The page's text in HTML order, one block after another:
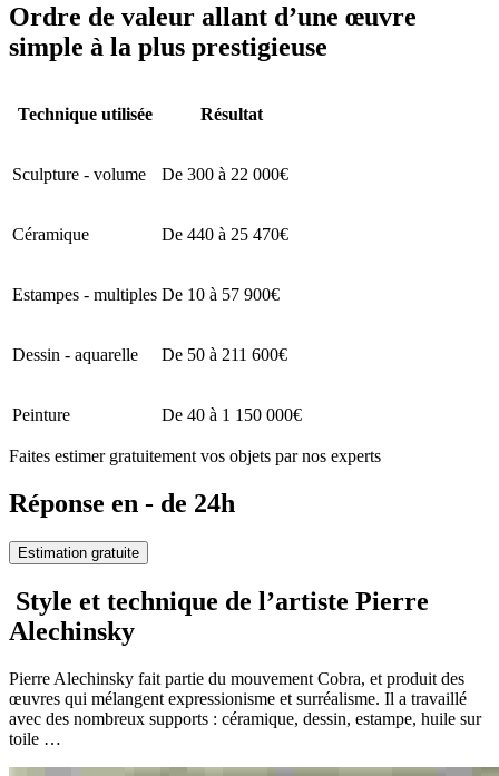
Ordre de valeur allant d’une œuvre
simple à la plus prestigieuse
Technique utilisée Résultat
Sculpture - volume De 300 à 22 000€
Céramique De 440 à 25 470€
Estampes - multiples De 10 à 57 900€
Dessin - aquarelle De 50 à 211 600€
Peinture De 40 à 1 150 000€
Faites estimer gratuitement vos objets par nos experts
Réponse en - de 24h
Estimation gratuite
Style et technique de l’artiste Pierre
Alechinsky
Pierre Alechinsky fait partie du mouvement Cobra, et produit des
œuvres qui mélangent expressionisme et surréalisme. Il a travaillé
avec des nombreux supports : céramique, dessin, estampe, huile sur
toile …